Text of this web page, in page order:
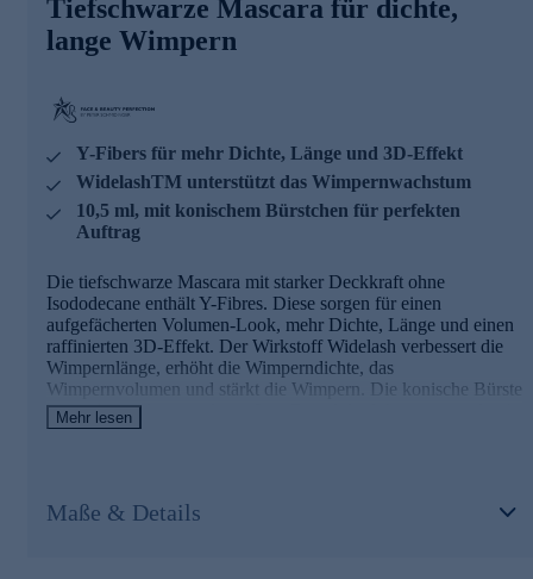
Jetzt bequem online bestellen.
Tiefschwarze Mascara für dichte,
lange Wimpern
Y-Fibers für mehr Dichte, Länge und 3D-Effekt
WidelashTM unterstützt das Wimpernwachstum
10,5 ml, mit konischem Bürstchen für perfekten
Auftrag
Die tiefschwarze Mascara mit starker Deckkraft ohne
Isododecane enthält Y-Fibres. Diese sorgen für einen
aufgefächerten Volumen-Look, mehr Dichte, Länge und einen
raffinierten 3D-Effekt. Der Wirkstoff Widelash verbessert die
Wimpernlänge, erhöht die Wimperndichte, das
Wimpernvolumen und stärkt die Wimpern. Die konische Bürste
betont besonders gut das äußere Drittel der Wimpern, wodurch
ein aufregender Cateye-Effekt erzielt wird. Das dünne Ende
Definition.
Mehr lesen
Maße & Details